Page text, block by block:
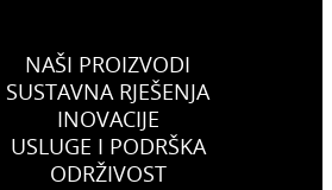
NAŠI PROIZVODI
SUSTAVNA RJEŠENJA
INOVACIJE
USLUGE I PODRŠKA
ODRŽIVOST